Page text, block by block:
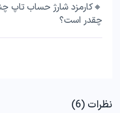
🔸کارمزد شارژ حساب تاپ
چقدر است؟
نظرات (6)